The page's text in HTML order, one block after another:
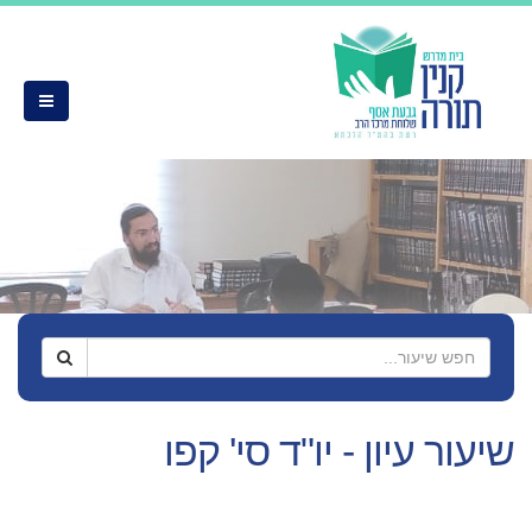
- יו"ד סי' קפו